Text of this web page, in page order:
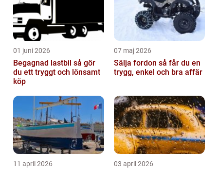
01 juni 2026
Begagnad lastbil så gör
du ett tryggt och lönsamt
köp
07 maj 2026
Sälja fordon så får du en
trygg, enkel och bra affär
11 april 2026 03 april 2026